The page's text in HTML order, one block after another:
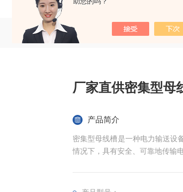
厂家直供密集型母
产品简介
密集型母线槽‌是一种电力输送设
情况下，具有安全、可靠地传输